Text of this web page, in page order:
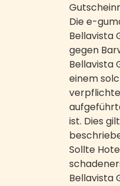
Die e-
Bellavista
gegen
Bellavista
einem
ist. Dies
Sollte
Bellavista